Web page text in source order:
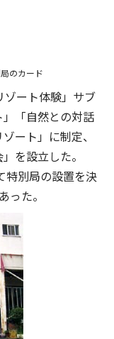
のカード
ゾート体験」サブ
「自然との対話
ート」に制定、
を設立した。
特別局の設置を決
った。